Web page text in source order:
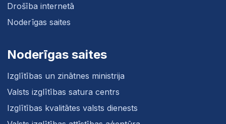
Drošība internetā
Noderīgas saites
Noderīgas saites
Izglītības un zinātnes ministrija
Valsts izglītības satura centrs
Izglītības kvalitātes valsts dienests